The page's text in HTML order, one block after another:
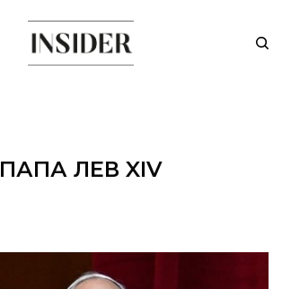
ПАПА ЛЕВ XIV